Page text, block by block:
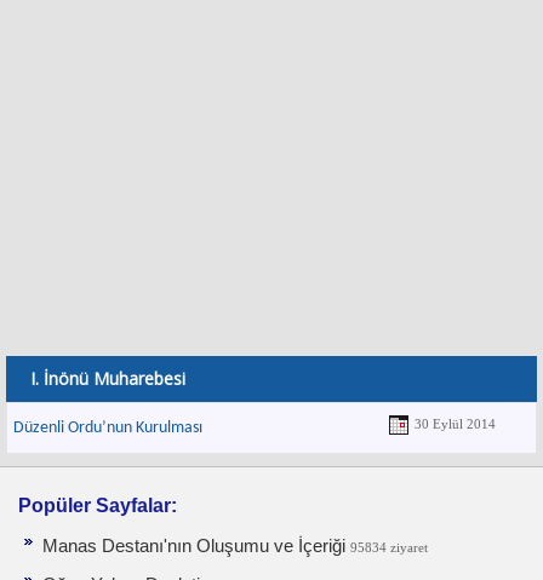
I. İnönü Muharebesi
Düzenli Ordu’nun Kurulması 30 Eylül 2014
Popüler Sayfalar:
Manas Destanı'nın Oluşumu ve İçeriği 95834 ziyaret